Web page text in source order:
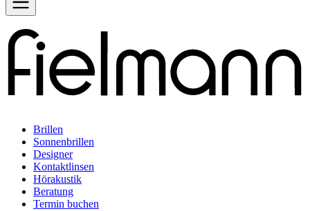
Brillen
Sonnenbrillen
Designer
Kontaktlinsen
Hörakustik
Beratung
Termin buchen